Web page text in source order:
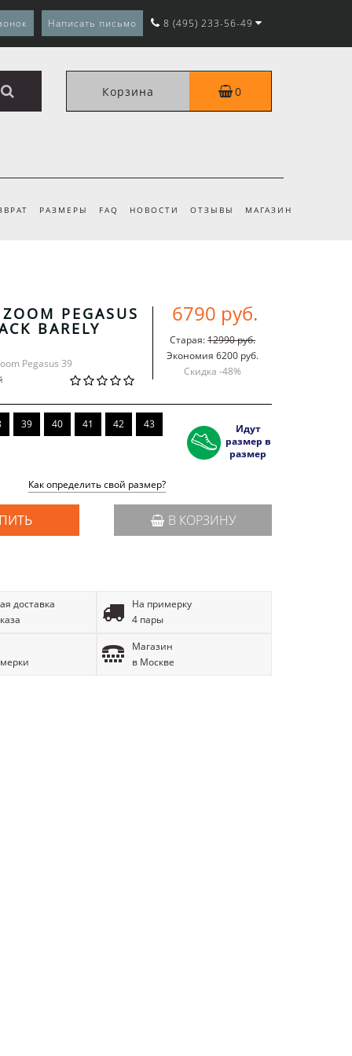
Написать письмо 8 (495) 233-56-49
Корзина 0
РАЗМЕРЫ FAQ НОВОСТИ ОТЗЫВЫ МАГАЗИН
PEGASUS
BARELY
Pegasus 39
6790 руб.
Старая:12990 руб.
Экономия 6200 руб.
Скидка -48%
39 40 41 42 43
Идут
размер в
размер
Как определить свой размер?
В КОРЗИНУ
доставка
На примерку
4 пары
Магазин
в Москве